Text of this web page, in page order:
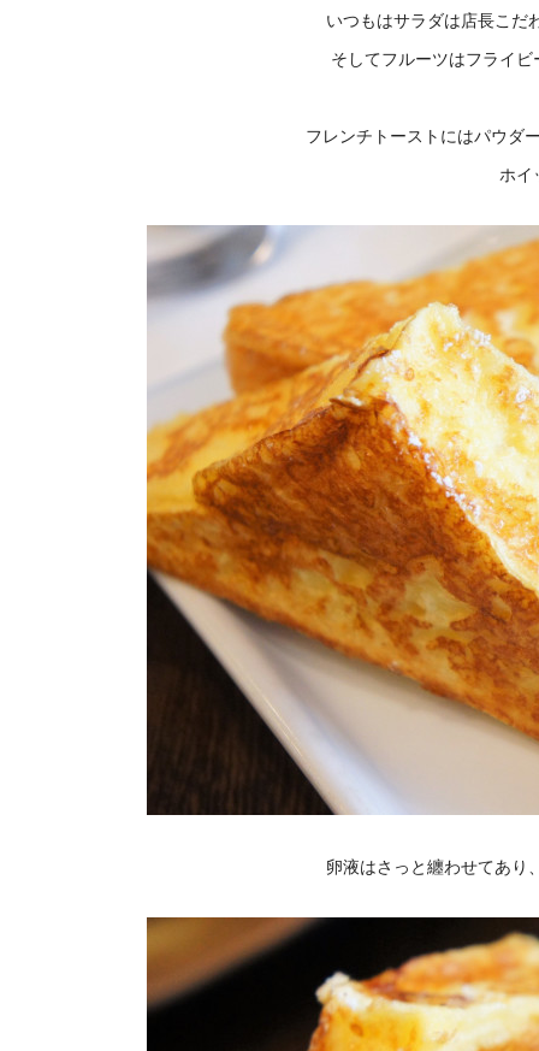
いつもはサラダは店長こだ
そしてフルーツはフライ
フレンチトーストにはパウダ
ホイ
卵液はさっと纏わせてあり